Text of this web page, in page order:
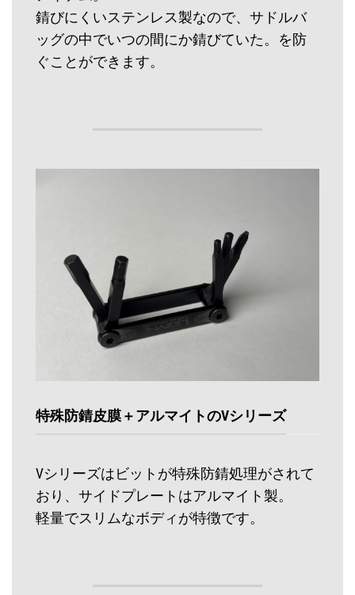
錆びにくいステンレス製なので、サドルバ
ッグの中でいつの間にか錆びていた。を防
ぐことができます。
特殊防錆皮膜＋アルマイトのVシリーズ
Vシリーズはビットが特殊防錆処理がされて
おり、サイドプレートはアルマイト製。
軽量でスリムなボディが特徴です。